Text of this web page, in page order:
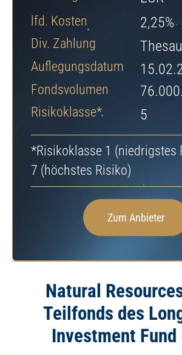
Jetzt Depot eröffnen
lfd. Kosten 2,25%
Div. Zahlung
Auflegungsdatum
Fondsvolumen
Risikoklasse* 5
*Risikoklasse 1 (niedrigstes
7 (höchstes Risiko)
Zum Anbieter
Natural
Teilfonds des
Investment Fund